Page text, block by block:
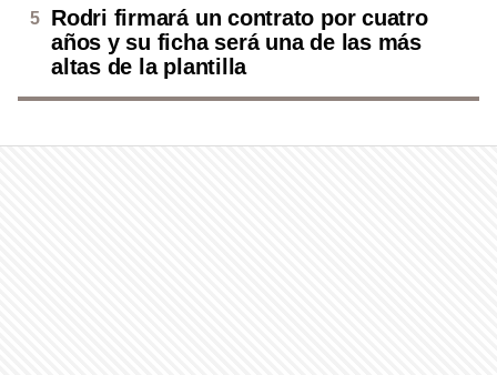
Rodri firmará un contrato por cuatro
años y su ficha será una de las más
altas de la plantilla